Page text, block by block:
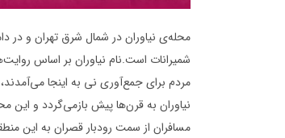
محله‌ی نیاوران در شمال شرق تهران و در
شمیرانات است.نام نیاوران بر اساس
مردم برای جمع‌آوری نی به اینجا
نیاوران به قرن‌ها پیش بازمی‌گردد و این
مسافران از سمت رودبار قصران به این